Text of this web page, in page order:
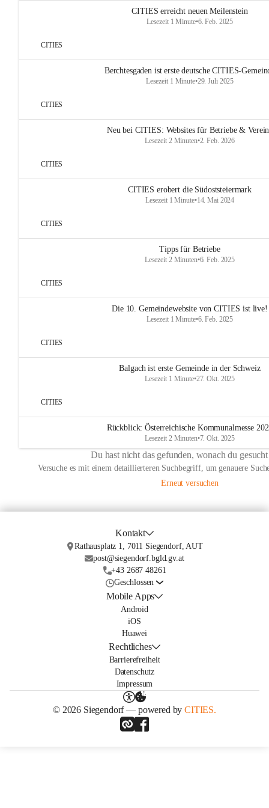
CITIES erreicht neuen Meilenstein
Lesezeit 1 Minute•6. Feb. 2025
CITIES
Berchtesgaden ist erste deutsche CITIES-
Lesezeit 1 Minute•29. Juli 2025
CITIES
Neu bei CITIES: Websites für Betriebe &
Lesezeit 2 Minuten•2. Feb. 2026
CITIES
CITIES erobert die Südoststeiermark
Lesezeit 1 Minute•14. Mai 2024
CITIES
Tipps für Betriebe
Lesezeit 2 Minuten•6. Feb. 2025
CITIES
Die 10. Gemeindewebsite von CITIES ist live!
Lesezeit 1 Minute•6. Feb. 2025
CITIES
Balgach ist erste Gemeinde in der Schweiz
Lesezeit 1 Minute•27. Okt. 2025
CITIES
Rückblick: Österreichische Kommunalmesse
Lesezeit 2 Minuten•7. Okt. 2025
Du hast nicht das gefunden, wonach du gesucht
Versuche es mit einem detaillierteren Suchbegriff, um genauere
Erneut versuchen
Kontakt
Rathausplatz 1, 7011 Siegendorf, AUT
post@siegendorf.bgld.gv.at
+43 2687 48261
Geschlossen
Mobile Apps
Android
iOS
Huawei
Rechtliches
Barrierefreiheit
Datenschutz
Impressum
© 2026 Siegendorf — powered byCITIES.